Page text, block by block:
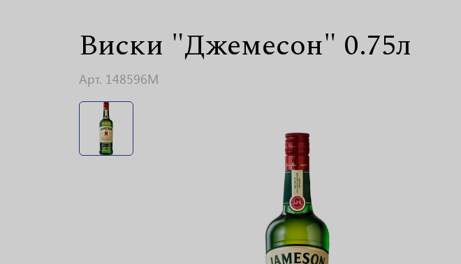
Виски "Джемесон" 0.75л
Арт. 148596М